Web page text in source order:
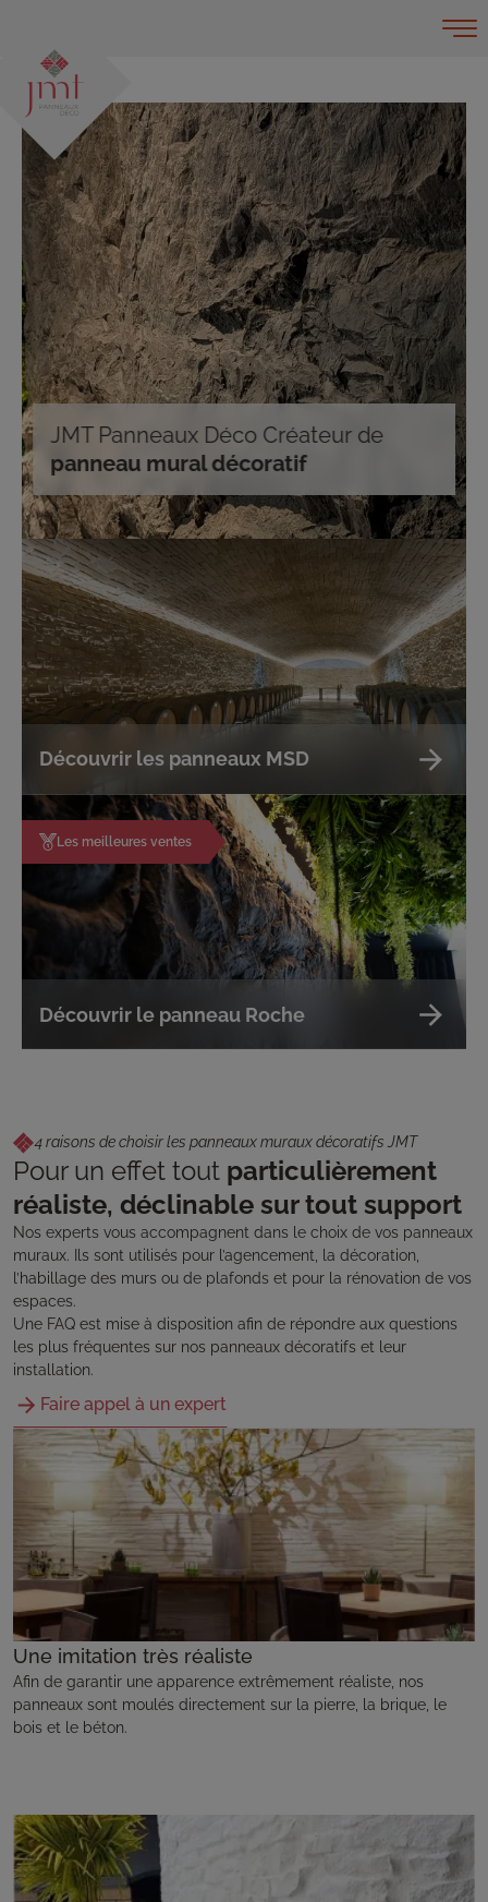
JMT Panneaux Déco Créateur de
panneau mural décoratif
Découvrir les panneaux MSD
Les meilleures ventes
Découvrir le panneau Roche
4 raisons de choisir les panneaux muraux décoratifs JMT
Pour un effet tout particulièrement
réaliste, déclinable sur tout support
Nos experts vous accompagnent dans le choix de vos panneaux
muraux. Ils sont utilisés pour l’agencement, la décoration,
l’habillage des murs ou de plafonds et pour la rénovation de vos
espaces.
Une FAQ est mise à disposition afin de répondre aux questions
les plus fréquentes sur nos panneaux décoratifs et leur
installation.
Faire appel à un expert
Une imitation très réaliste
Afin de garantir une apparence extrêmement réaliste, nos
panneaux sont moulés directement sur la pierre, la brique, le
bois et le béton.